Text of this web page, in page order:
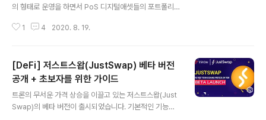
의 형태로 운영을 하면서 PoS 디지털애셋들의 포트폴리오
BLND입니다. 개인적으로 최근에 알고랜드의 투자 비중을
국 기반으로 꽤나 백업을 받는 곳들이 많다는 점, 그리고
(2) 비교적 후발주자임에도 불구하고 다양한 파트너십을
통해 PoS 생태계에서 빠르게 연결되고 성장하고 있다는
점이 매력적이라는 생각이 들었기 때문입니다. 포트폴리오
: https://data.stakerdao.com/blend BLND의 바스
1 4 2020. 8. 19.
[DeFi] 저스트스왑(JustSwap) 베타 버전
공개 + 초보자를 위한 가이드
트론의 무서운 가격 상승을 이끌고 있는 저스트스왑(Just
Swap)의 베타 버전이 출시되었습니다. 기본적인 기능들